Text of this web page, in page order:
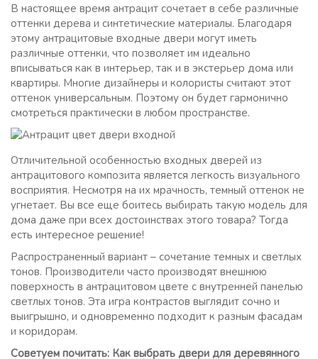
В настоящее время антрацит сочетает в себе различные
оттенки дерева и синтетические материалы. Благодаря
этому антрацитовые входные двери могут иметь
различные оттенки, что позволяет им идеально
вписываться как в интерьер, так и в экстерьер дома или
квартиры. Многие дизайнеры и колористы считают этот
оттенок универсальным. Поэтому он будет гармонично
смотреться практически в любом пространстве.
Отличительной особенностью входных дверей из
антрацитового композита является легкость визуального
восприятия. Несмотря на их мрачность, темный оттенок не
угнетает. Вы все еще боитесь выбирать такую ​​модель для
дома даже при всех достоинствах этого товара? Тогда
есть интересное решение!
Распространенный вариант – сочетание темных и светлых
тонов. Производители часто производят внешнюю
поверхность в антрацитовом цвете с внутренней панелью
светлых тонов. Эта игра контрастов выглядит сочно и
выигрышно, и одновременно подходит к разным фасадам
и коридорам.
Советуем почитать: Как выбрать двери для деревянного